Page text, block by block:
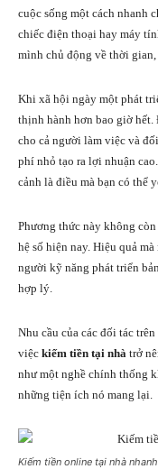
cuộc sống một cách nhanh
chiếc điện thoại hay máy
mình chủ động về thời
Khi xã hội ngày một phát
thịnh hành hơn bao giờ hết.
cho cả người làm việc và
phí nhỏ tạo ra lợi nhuận
cảnh là điều mà bạn có thể
Phương thức này không
hệ số hiện nay. Hiệu quả
người kỹ năng phát triển
hợp lý.
Nhu cầu của các đối tác
việc kiếm tiền tại nhà trở
như một nghề chính thống
những tiện ích nó mang lại.
Kiếm tiền online tại nhà